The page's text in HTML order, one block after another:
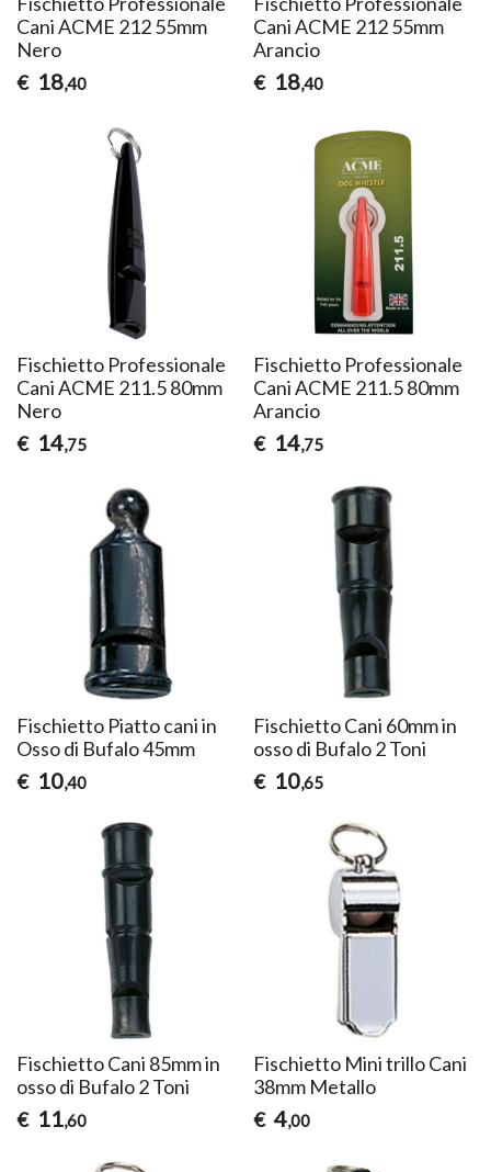
Cani ACME 212 55mm
Nero
€ 18,40
Cani ACME 212 55mm
Arancio
€ 18,40
Fischietto Professionale
Cani ACME 211.5 80mm
Nero
€ 14,75
Fischietto Professionale
Cani ACME 211.5 80mm
Arancio
€ 14,75
Fischietto Piatto cani in
Osso di Bufalo 45mm
€ 10,40
Fischietto Cani 60mm in
osso di Bufalo 2 Toni
€ 10,65
Fischietto Cani 85mm in
osso di Bufalo 2 Toni
€ 11,60
Fischietto Mini trillo Cani
38mm Metallo
€ 4,00